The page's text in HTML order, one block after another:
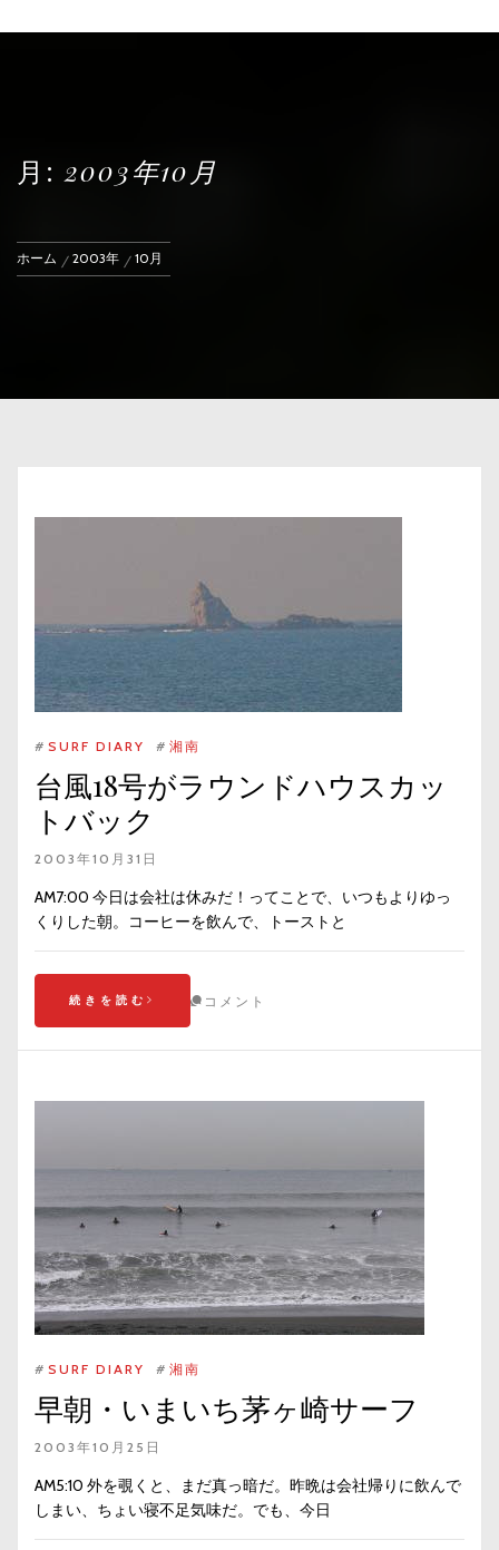
月: 2003年10月
ホーム 2003年 10月
# SURF DIARY # 湘南
台風18号がラウンドハウスカッ
トバック
2003年10月31日
AM7:00 今日は会社は休みだ！ってことで、いつもよりゆっ
くりした朝。コーヒーを飲んで、トーストと
続きを読む コメント
# SURF DIARY # 湘南
早朝・いまいち茅ヶ崎サーフ
2003年10月25日
AM5:10 外を覗くと、まだ真っ暗だ。昨晩は会社帰りに飲んで
しまい、ちょい寝不足気味だ。でも、今日